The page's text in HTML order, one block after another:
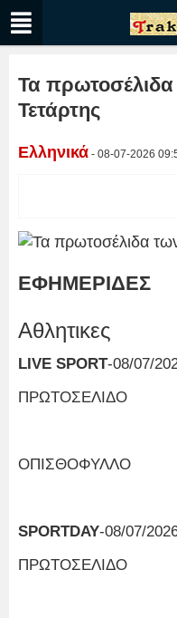
Τα
Τετάρτης
Ελληνικά - 08-07-2026
ΕΦΗΜΕΡΙΔΕΣ
Αθλητικες
LIVE SPORT-08/07/
ΠΡΩΤΟΣΕΛΙΔΟ
ΟΠΙΣΘΟΦΥΛΛΟ
SPORTDAY-08/07/
ΠΡΩΤΟΣΕΛΙΔΟ